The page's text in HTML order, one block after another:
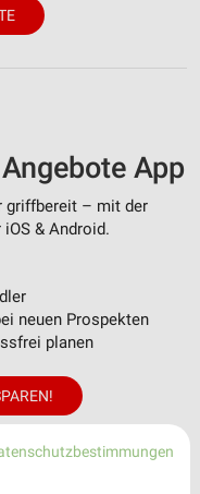
App
griffbereit – mit der
& Android.
neuen Prospekten
planen